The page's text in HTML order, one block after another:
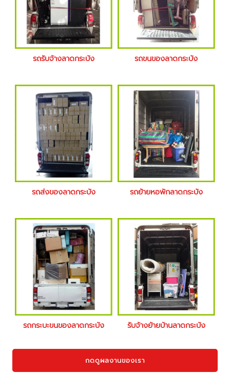
รถรับจ้างลาดกระบัง รถขนของลาดกระบัง
รถส่งของลาดกระบัง รถย้ายหอพักลาดกระบัง
รถกระบะขนของลาดกระบัง รับจ้างย้ายบ้านลาดกระบัง
กดดูผลงานของเรา